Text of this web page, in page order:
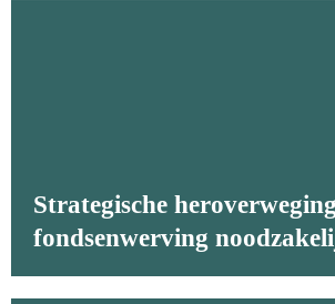
Strategische heroverweging
fondsenwerving